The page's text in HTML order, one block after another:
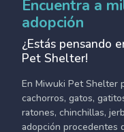
Encuentra a
adopción
¿Estás pensando
Pet Shelter!
En Miwuki Pet Shelter
cachorros, gatos,
ratones, chinchillas,
adopción procedentes